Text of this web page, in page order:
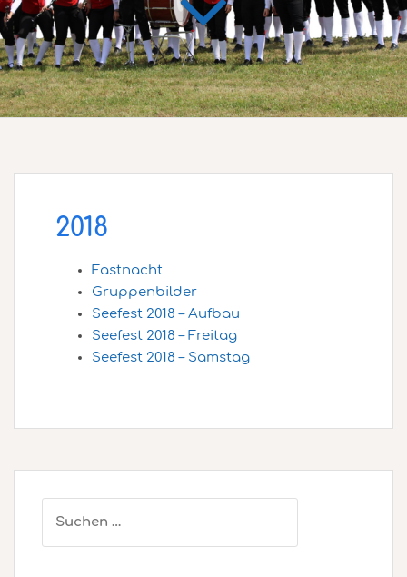
2018
Fastnacht
Gruppenbilder
Seefest 2018 – Aufbau
Seefest 2018 – Freitag
Seefest 2018 – Samstag
nach: